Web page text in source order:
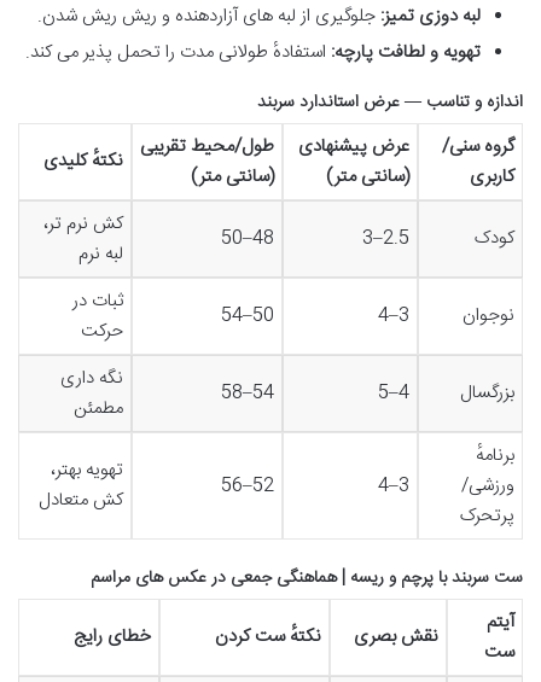
لبه دوزی تمیز: جلوگیری از لبه های آزاردهنده و ریش ریش شدن.
تهویه و لطافت پارچه: استفادهٔ طولانی مدت را تحمل پذیر می کند.
اندازه و تناسب — عرض استاندارد سربند
گروه سنی/
کاربری
عرض پیشنهادی
(سانتی متر)
طول/محیط تقریبی
(سانتی متر)
نکتهٔ کلیدی
کودک 2.5–3
48–50
کش نرم تر،
لبه نرم
نوجوان 3–4
50–54
ثبات در
حرکت
بزرگسال 4–5
54–58
نگه داری
مطمئن
برنامهٔ
ورزشی/
پرتحرک
3–4
52–56
تهویه بهتر،
کش متعادل
ست سربند با پرچم و ریسه | هماهنگی جمعی در عکس های مراسم
آیتم
ست
نقش بصری نکتهٔ ست کردن خطای رایج